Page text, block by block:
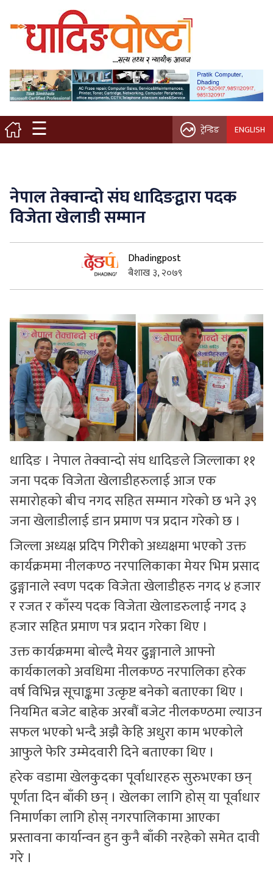
☰
मुख्य पृष्ठ
स्थानीय समाचार
विचार / ब्लग
नगर/गाउँ पालिका
कृषि/सहकारी
साहित्य / संस्कृति
सुचनाहरु
स्वास्थ्य
भिडियो
ट्रेन्डिङ ENGLISH
नेपाल तेक्वान्दो संघ धादिङद्वारा पदक
विजेता खेलाडी सम्मान
Dhadingpost
बैशाख ३, २०७९
धादिङ । नेपाल तेक्वान्दो संघ धादिङले जिल्लाका ११
जना पदक विजेता खेलाडीहरुलाई आज एक
समारोहको बीच नगद सहित सम्मान गरेको छ भने ३९
जना खेलाडीलाई डान प्रमाण पत्र प्रदान गरेको छ ।
जिल्ला अध्यक्ष प्रदिप गिरीको अध्यक्षमा भएको उक्त
कार्यक्रममा नीलकण्ठ नरपालिकाका मेयर भिम प्रसाद
ढुङ्गानाले स्वण पदक विजेता खेलाडीहरु नगद ४ हजार
र रजत र काँस्य पदक विजेता खेलाडरुलाई नगद ३
हजार सहित प्रमाण पत्र प्रदान गरेका थिए ।
उक्त कार्यक्रममा बोल्दै मेयर ढुङ्गानाले आफ्नो
कार्यकालको अवधिमा नीलकण्ठ नरपालिका हरेक
वर्ष विभिन्न सूचाङ्कमा उत्कृष्ट बनेको बताएका थिए ।
नियमित बजेट बाहेक अरबौं बजेट नीलकण्ठमा ल्याउन
सफल भएको भन्दै अझै केहि अधुरा काम भएकोले
आफुले फेरि उम्मेदवारी दिने बताएका थिए ।
हरेक वडामा खेलकुदका पूर्वाधारहरु सुरुभएका छन्
पूर्णता दिन बाँकी छन् । खेलका लागि होस् या पूर्वाधार
निमार्णका लागि होस् नगरपालिकामा आएका
प्रस्तावना कार्यान्वन हुन कुनै बाँकी नरहेको समेत दावी
गरे ।